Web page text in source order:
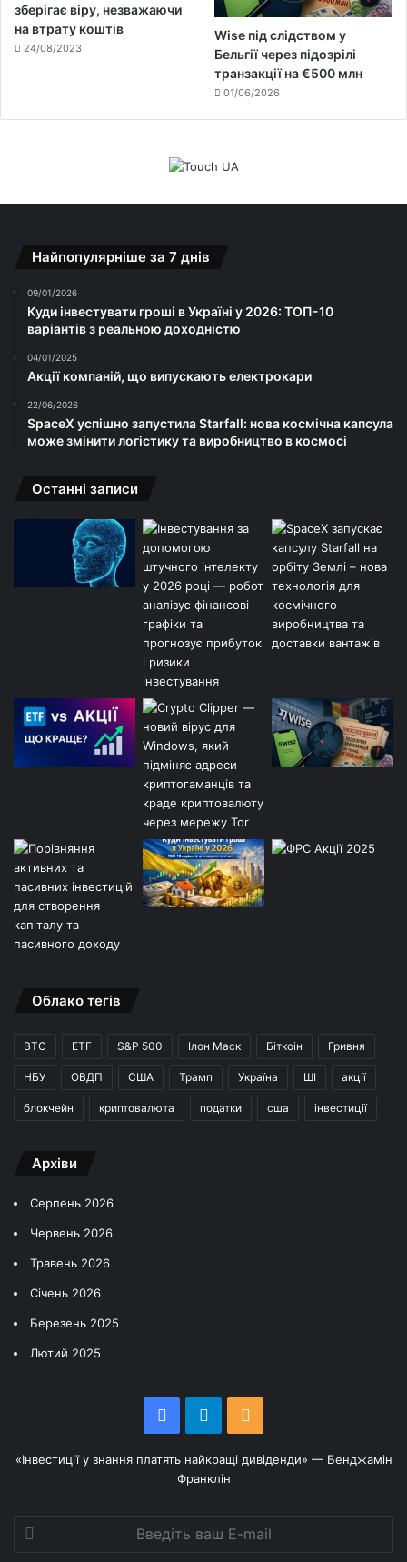
зберігає віру, незважаючи
на втрату коштів
24/08/2023
Wise під слідством у
Бельгії через підозрілі
транзакції на €500 млн
01/06/2026
Найпопулярніше за 7 днів
09/01/2026
Куди інвестувати гроші в Україні у 2026: ТОП-10
варіантів з реальною доходністю
04/01/2025
Акції компаній, що випускають електрокари
22/06/2026
SpaceX успішно запустила Starfall: нова космічна капсула
може змінити логістику та виробництво в космосі
Останні записи
Облако тегів
BTC ETF S&P 500 Ілон Маск Біткоін Гривня
НБУ ОВДП США Трамп Україна ШІ акції
блокчейн криптовалюта податки сша інвестиції
Архіви
Серпень 2026
Червень 2026
Травень 2026
Січень 2026
Березень 2025
Лютий 2025
Facebook
Telegram
«Інвестиції у знання платять найкращі дивіденди» — Бенджамін
Франклін
ваш